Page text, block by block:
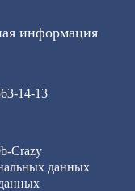
информация
14-13
Crazy
данных